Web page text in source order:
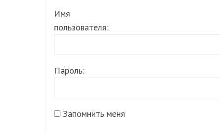
Имя
пользователя:
Пароль:
Запомнить меня